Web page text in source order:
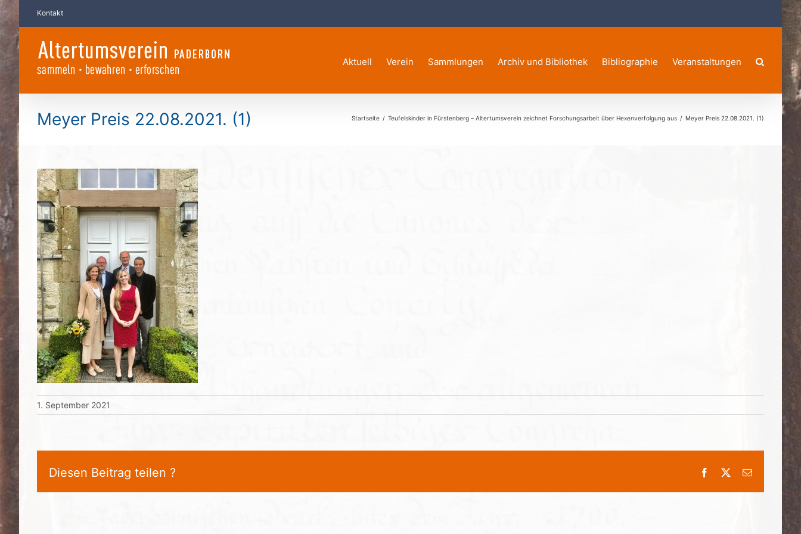
Zum
Inhalt
springen
Kontakt
Aktuell Verein Sammlungen Archiv und Bibliothek Bibliographie Veranstaltungen
Meyer Preis 22.08.2021. (1) Startseite Teufelskinder in Fürstenberg – Altertumsverein zeichnet Forschungsarbeit über Hexenverfolgung aus Meyer Preis 22.08.2021. (1)
1. September 2021
Diesen Beitrag teilen ? Facebook
E-